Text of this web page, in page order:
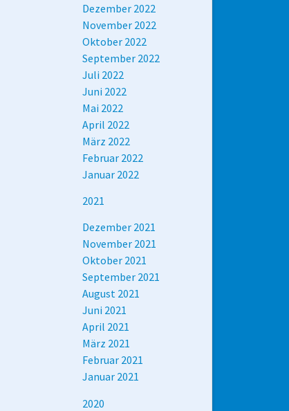
Dezember 2022
November 2022
Oktober 2022
September 2022
Juli 2022
Juni 2022
Mai 2022
April 2022
März 2022
Februar 2022
Januar 2022
2021
Dezember 2021
November 2021
Oktober 2021
September 2021
August 2021
Juni 2021
April 2021
März 2021
Februar 2021
Januar 2021
2020